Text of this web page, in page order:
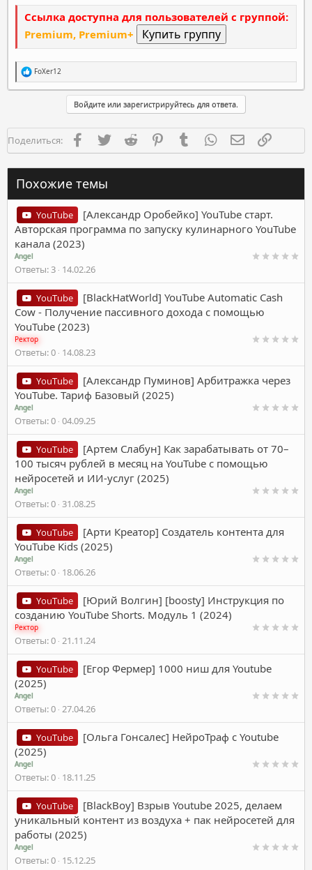
Ссылка доступна для пользователей с группой:
Premium, Premium+
Р
е
а
и
:
FoXer12
Войдите или зарегистрируйтесь для ответа.
Поделиться: FacebookTwitter Reddit PinterestTumblr WhatsAppЭлектронная
Похожие темы
YouTube
[Александр Оробейко] YouTube старт.
Авторская программа по запуску кулинарного YouTube
канала (2023)
Angel
Ответы 3 14.02.26
YouTube
[BlackHatWorld] YouTube Automatic Cash
Cow - Получение пассивного дохода с помощью
YouTube (2023)
Ректор
Ответы 0 14.08.23
YouTube
[Александр Пуминов] Арбитражка через
YouTube. Тариф Базовый (2025)
Angel
Ответы 0 04.09.25
YouTube
[Артем Слабун] Как зарабатывать от 70–
100 тысяч рублей в месяц на YouTube с помощью
нейросетей и ИИ-услуг (2025)
Angel
Ответы 0 31.08.25
YouTube
[Арти Креатор] Создатель контента для
YouTube Kids (2025)
Angel
Ответы 0 18.06.26
YouTube
[Юрий Волгин] [boosty] Инструкция по
созданию YouTube Shorts. Модуль 1 (2024)
Ректор
Ответы 0 21.11.24
YouTube
[Егор Фермер] 1000 ниш для Youtube
(2025)
Angel
Ответы 0 27.04.26
YouTube
[Ольга Гонсалес] НейроТраф с Youtube
(2025)
Angel
Ответы 0 18.11.25
YouTube
[BlackBoy] Взрыв Youtube 2025, делаем
уникальный контент из воздуха + пак нейросетей для
работы (2025)
Angel
Ответы 0 15.12.25